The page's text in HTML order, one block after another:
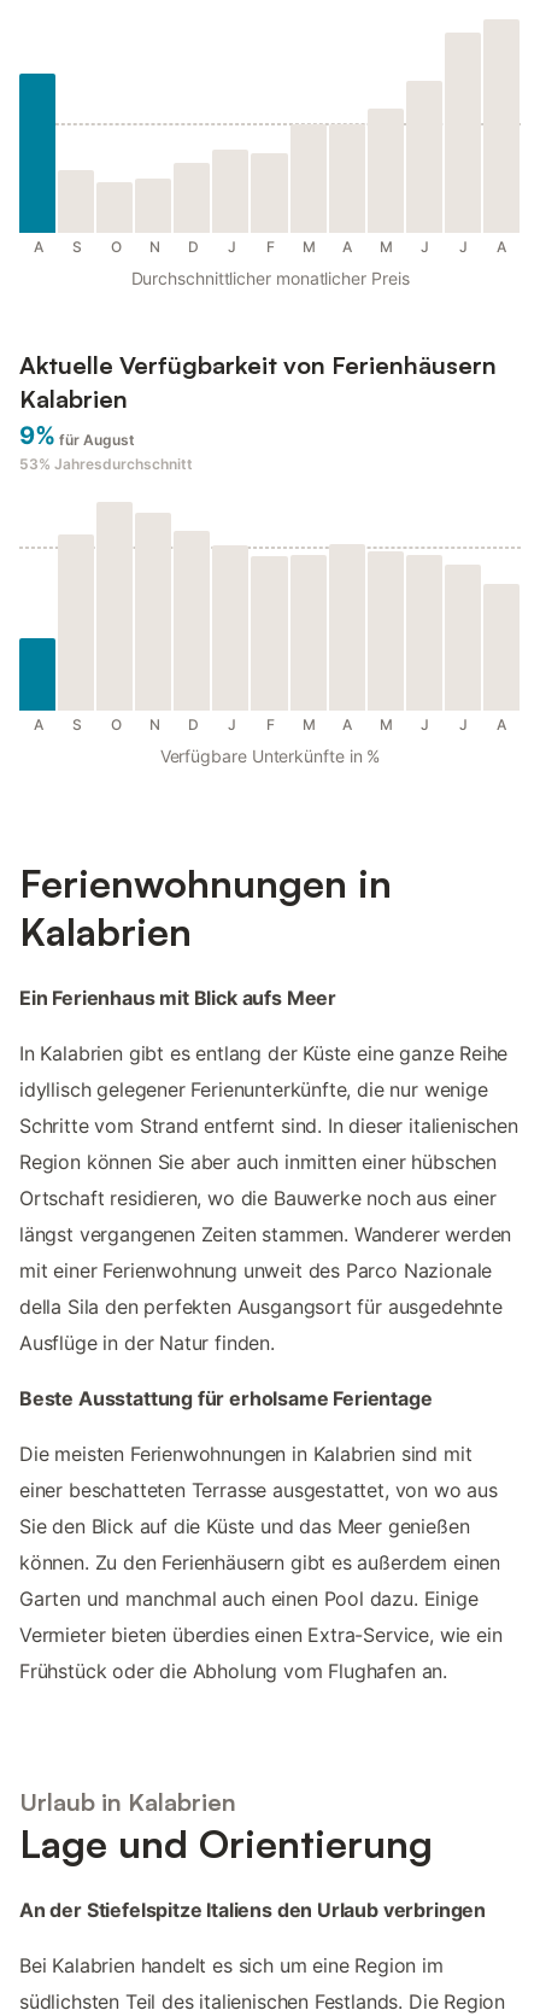
A S O N D J F M A M J J A
Durchschnittlicher monatlicher Preis
Aktuelle Verfügbarkeit von Ferienhäusern
Kalabrien
9% für August
53% Jahresdurchschnitt
A S O N D J F M A M J J A
Verfügbare Unterkünfte in %
Ferienwohnungen in
Kalabrien
Ein Ferienhaus mit Blick aufs Meer
In Kalabrien gibt es entlang der Küste eine ganze Reihe
idyllisch gelegener Ferienunterkünfte, die nur wenige
Schritte vom Strand entfernt sind. In dieser italienischen
Region können Sie aber auch inmitten einer hübschen
Ortschaft residieren, wo die Bauwerke noch aus einer
längst vergangenen Zeiten stammen. Wanderer werden
mit einer Ferienwohnung unweit des Parco Nazionale
della Sila den perfekten Ausgangsort für ausgedehnte
Ausflüge in der Natur finden.
Beste Ausstattung für erholsame Ferientage
Die meisten Ferienwohnungen in Kalabrien sind mit
einer beschatteten Terrasse ausgestattet, von wo aus
Sie den Blick auf die Küste und das Meer genießen
können. Zu den Ferienhäusern gibt es außerdem einen
Garten und manchmal auch einen Pool dazu. Einige
Vermieter bieten überdies einen Extra-Service, wie ein
Frühstück oder die Abholung vom Flughafen an.
Urlaub in Kalabrien
Lage und Orientierung
An der Stiefelspitze Italiens den Urlaub verbringen
Bei Kalabrien handelt es sich um eine Region im
südlichsten Teil des italienischen Festlands. Die Region